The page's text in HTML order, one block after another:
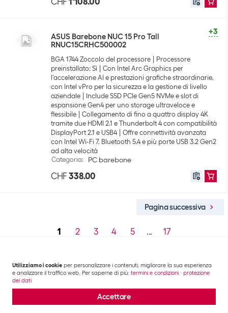
+3
ASUS Barebone NUC 15 Pro Tall
RNUC15CRHC500002
BGA 1744 Zoccolo del processore
Processore
preinstallato: Sì
Con Intel Arc Graphics per
l'accelerazione AI e prestazioni grafiche straordinarie,
con Intel vPro per la sicurezza e la gestione di livello
aziendale
Include SSD PCIe Gen5 NVMe e slot di
espansione Gen4 per uno storage ultraveloce e
flessibile
Collegamento di fino a quattro display 4K
tramite due HDMI 2.1 e Thunderbolt 4 con compatibilità
DisplayPort 2.1 e USB4
Offre connettività avanzata
con Intel Wi-Fi 7, Bluetooth 5.4 e più porte USB 3.2 Gen2
ad alta velocità
Categoria: PC barebone
CHF 338.00
1 2 3 4 5 ... 17
Pagina successiva
Contatto
Hintermättlistrasse 3
Utilizziamo i cookie per personalizzare i contenuti, migliorare la sua esperienza
e analizzare il traffico web. Per saperne di più: termini e condizioni · protezione
dei dati
Accettare